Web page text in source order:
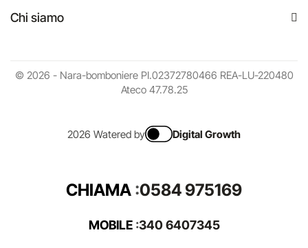
Chi siamo
© 2026 - Nara-bomboniere PI.02372780466 REA-LU-220480
Ateco 47.78.25
2026 Watered by Digital Growth
CHIAMA :0584 975169
MOBILE:340 6407345